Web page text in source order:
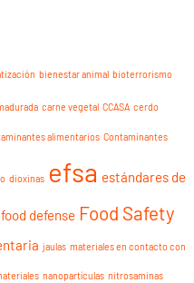
bienestar animal bioterrorismo
carne vegetal CCASA cerdo
alimentarios Contaminantes
dioxinas efsa estándares de
food defense Food Safety
jaulas materiales en contacto con
nanopartículas nitrosaminas